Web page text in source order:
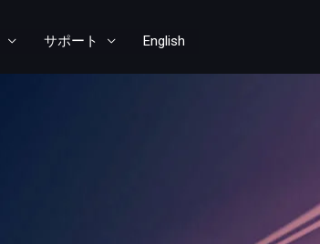
サポート English